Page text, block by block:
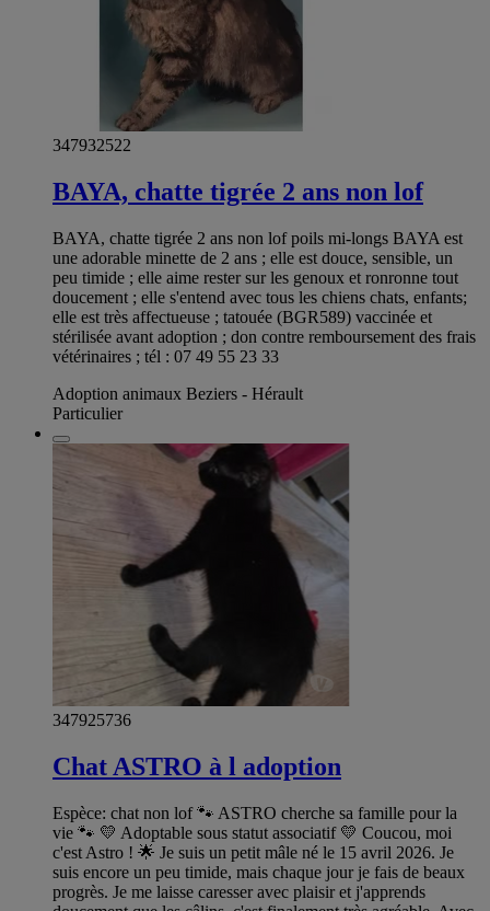
347932522
BAYA, chatte tigrée 2 ans non lof
BAYA, chatte tigrée 2 ans non lof poils mi-longs BAYA est
une adorable minette de 2 ans ; elle est douce, sensible, un
peu timide ; elle aime rester sur les genoux et ronronne tout
doucement ; elle s'entend avec tous les chiens chats, enfants;
elle est très affectueuse ; tatouée (BGR589) vaccinée et
stérilisée avant adoption ; don contre remboursement des frais
vétérinaires ; tél : 07 49 55 23 33
Adoption animaux Beziers - Hérault
Particulier
347925736
Chat ASTRO à l adoption
Espèce: chat non lof 🐾 ASTRO cherche sa famille pour la
vie 🐾 💛 Adoptable sous statut associatif 💛 Coucou, moi
c'est Astro ! 🌟 Je suis un petit mâle né le 15 avril 2026. Je
suis encore un peu timide, mais chaque jour je fais de beaux
progrès. Je me laisse caresser avec plaisir et j'apprends